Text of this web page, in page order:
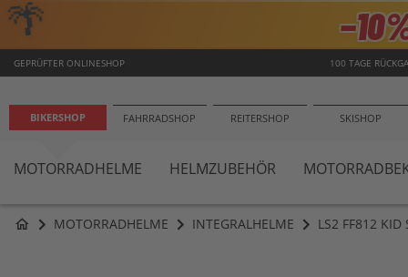
🌴
GEPRÜFTER ONLINESHOP 100 TAGE
BIKERSHOP FAHRRADSHOP REITERSHOP SKISHOP
MOTORRADHELME HELMZUBEHÖR
home MOTORRADHELME INTEGRALHELME LS2 FF812 KID